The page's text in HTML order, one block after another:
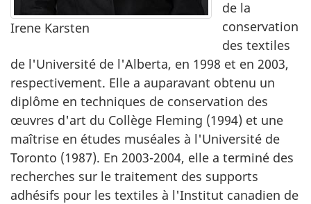
Irene Karsten
de la
conservation
des textiles
de l'Université de l'Alberta, en 1998 et en 2003,
respectivement. Elle a auparavant obtenu un
diplôme en techniques de conservation des
œuvres d'art du Collège Fleming (1994) et une
maîtrise en études muséales à l'Université de
Toronto (1987). En 2003-2004, elle a terminé des
recherches sur le traitement des supports
adhésifs pour les textiles à l'Institut canadien de